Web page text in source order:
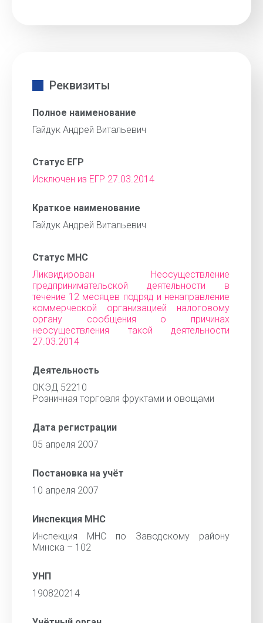
Реквизиты
Полное наименование
Гайдук Андрей Витальевич
Статус ЕГР
Исключен из ЕГР 27.03.2014
Краткое наименование
Гайдук Андрей Витальевич
Статус МНС
Ликвидирован Неосуществление
предпринимательской деятельности в
течение 12 месяцев подряд и ненаправление
коммерческой организацией налоговому
органу сообщения о причинах
неосуществления такой деятельности
27.03.2014
Деятельность
ОКЭД 52210
Розничная торговля фруктами и овощами
Дата регистрации
05 апреля 2007
Постановка на учёт
10 апреля 2007
Инспекция МНС
Инспекция МНС по Заводскому району
Минска – 102
УНП
190820214